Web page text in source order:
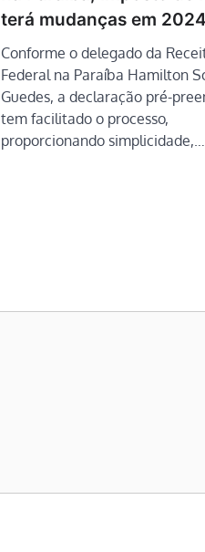
terá mudanças em 2024
Conforme o delegado da
Federal na Paraíba Hamilton
Guedes, a declaração pré-
tem facilitado o processo,
proporcionando simplicidade,…